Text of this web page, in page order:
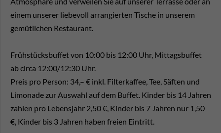
einem unserer liebevoll arrangierten Tische in unserem
gemütlichen Restaurant.
Frühstücksbuffet von 10:00 bis 12:00 Uhr, Mittagsbuffet
ab circa 12:00/12:30 Uhr.
Preis pro Person: 34,– € inkl. Filterkaffee, Tee, Säften und
Limonade zur Auswahl auf dem Buffet. Kinder bis 14 Jahren
zahlen pro Lebensjahr 2,50 €, Kinder bis 7 Jahren nur 1,50
€, Kinder bis 3 Jahren haben freien Eintritt.